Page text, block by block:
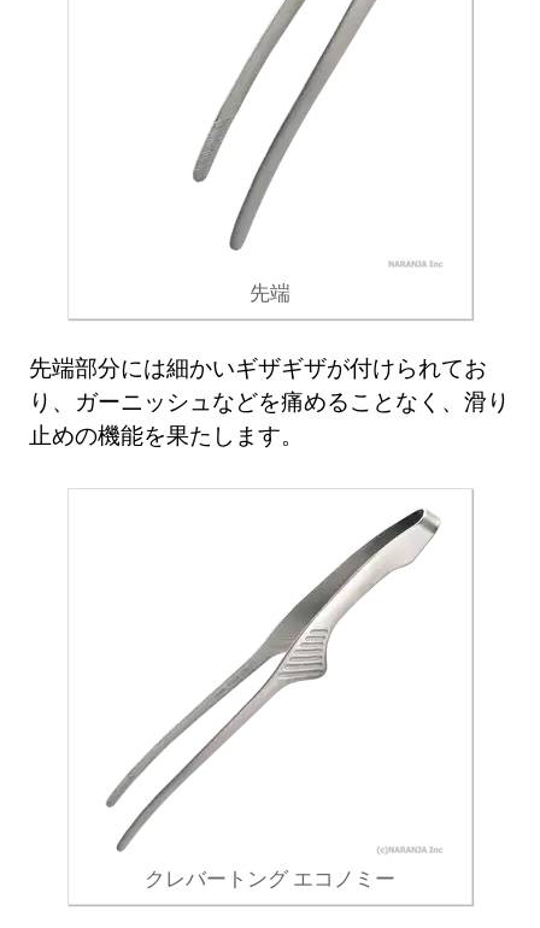
先端
先端部分には細かいギザギザが付けられてお
り、ガーニッシュなどを痛めることなく、滑り
止めの機能を果たします。
クレバートング エコノミー